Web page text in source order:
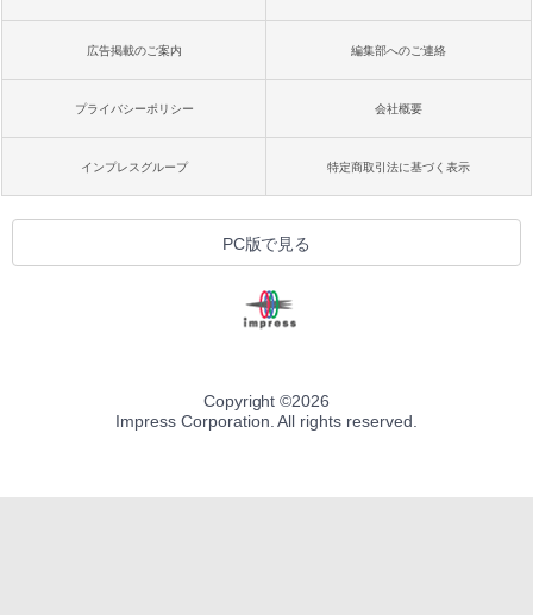
広告掲載のご案内 編集部へのご連絡
プライバシーポリシー 会社概要
インプレスグループ 特定商取引法に基づく表示
PC版で見る
Copyright ©2026
Impress Corporation. All rights reserved.